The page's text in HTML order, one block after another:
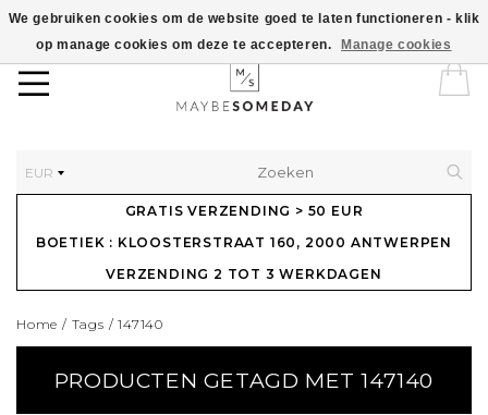
EUR
GRATIS VERZENDING > 50 EUR
BOETIEK : KLOOSTERSTRAAT 160, 2000 ANTWERPEN
VERZENDING 2 TOT 3 WERKDAGEN
Home / Tags /147140
PRODUCTEN GETAGD MET 147140
We gebruiken cookies om de website goed te laten functioneren - klik
op manage cookies om deze te accepteren.
Manage cookies